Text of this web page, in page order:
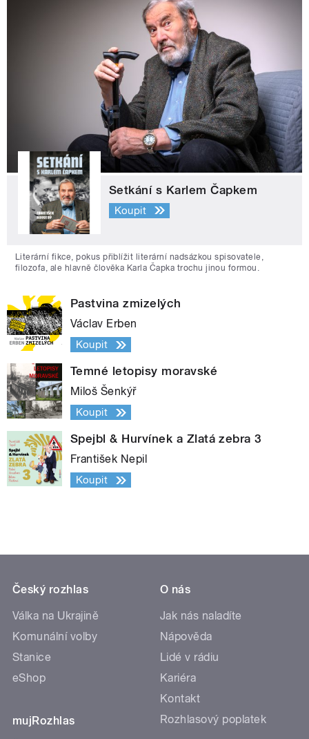
Setkání s Karlem Čapkem
Koupit
Literární fikce, pokus přiblížit literární nadsázkou spisovatele,
filozofa, ale hlavně člověka Karla Čapka trochu jinou formou.
Pastvina zmizelých
Václav Erben
Koupit
Temné letopisy moravské
Miloš Šenkýř
Koupit
Spejbl & Hurvínek a Zlatá zebra 3
František Nepil
Koupit
Český rozhlas
Válka na Ukrajině
Komunální volby
Stanice
eShop
mujRozhlas
O nás
Jak nás naladíte
Nápověda
Lidé v rádiu
Kariéra
Kontakt
Rozhlasový poplatek